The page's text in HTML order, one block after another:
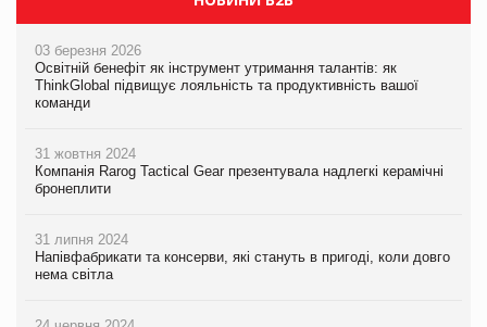
03 березня 2026
Освітній бенефіт як інструмент утримання талантів: як
ThinkGlobal підвищує лояльність та продуктивність вашої
команди
31 жовтня 2024
Компанія Rarog Tactical Gear презентувала надлегкі керамічні
бронеплити
31 липня 2024
Напівфабрикати та консерви, які стануть в пригоді, коли довго
нема світла